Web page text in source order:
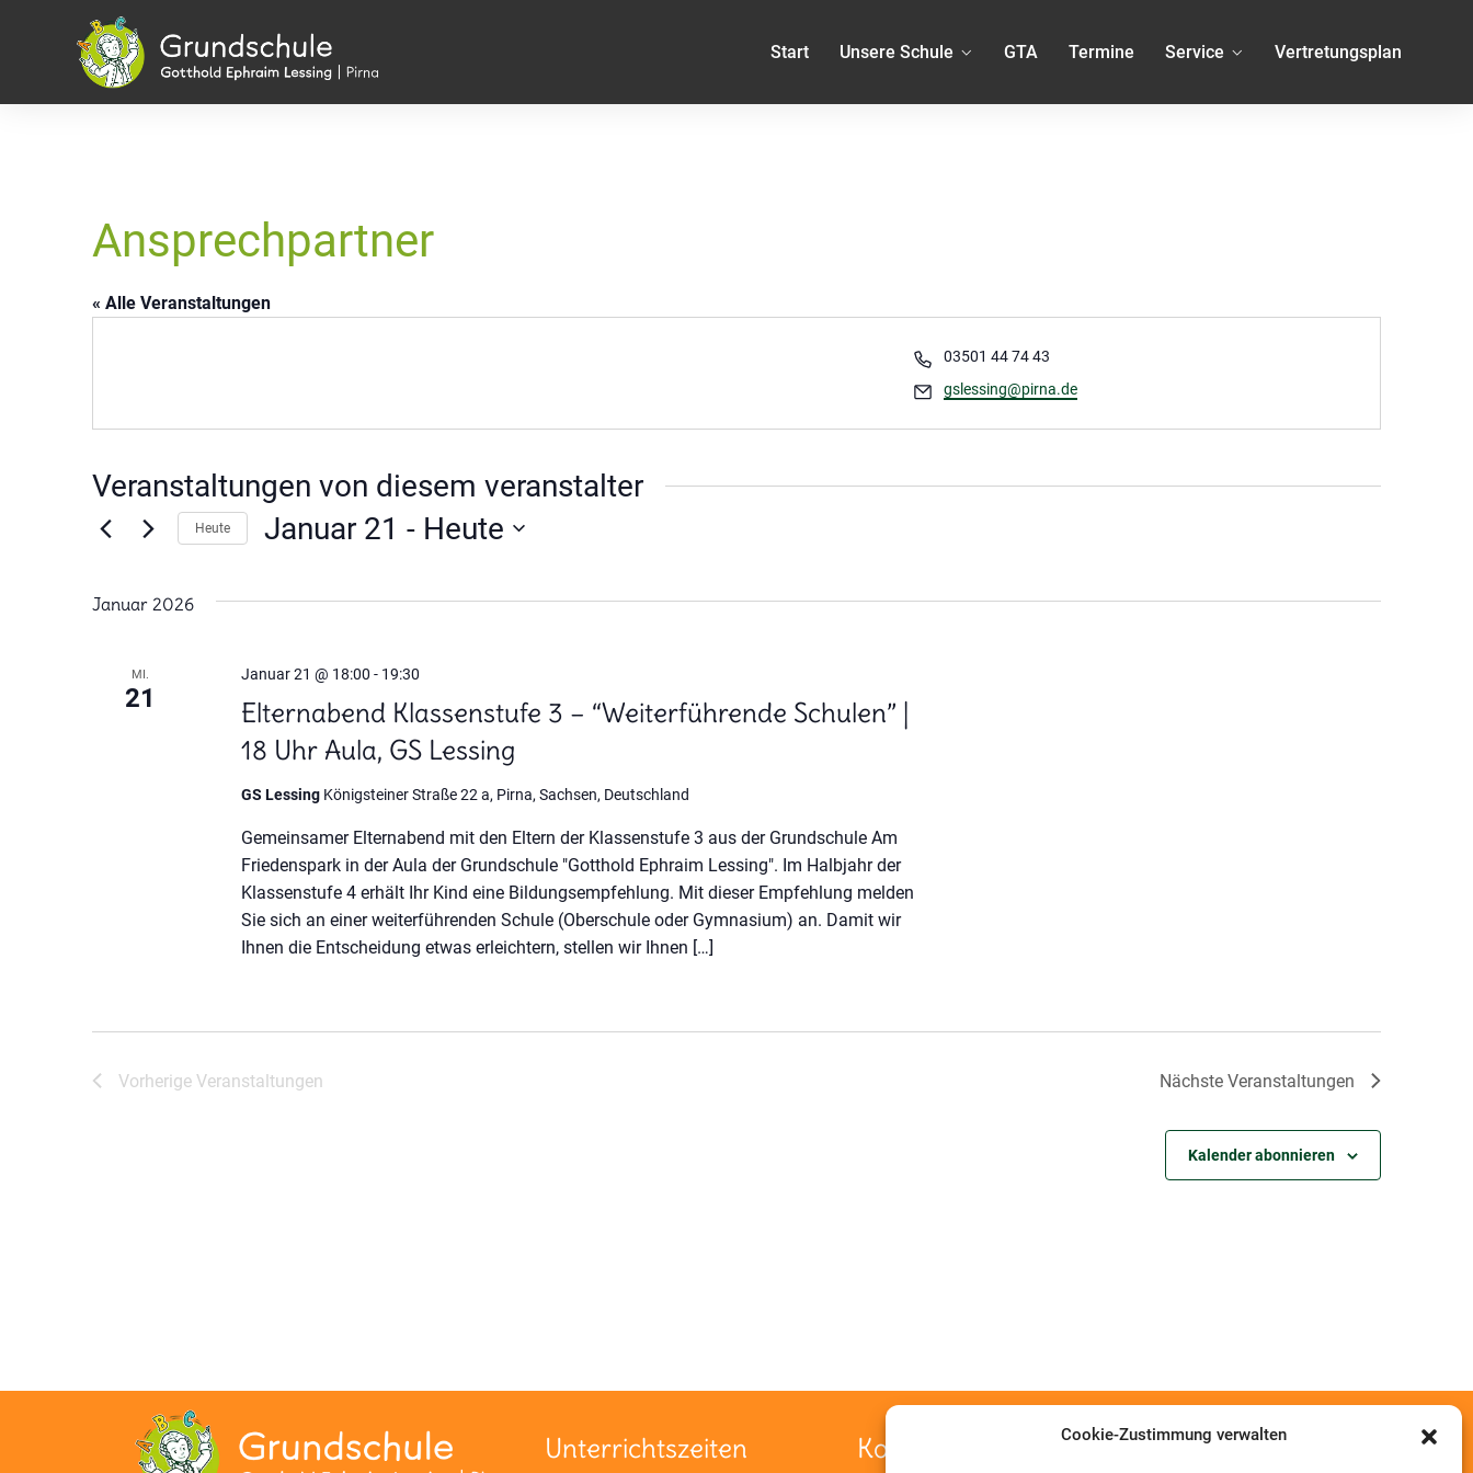
Cookie-Zustimmung verwalten
Start Unsere Schule GTA Termine Service Vertretungsplan
Ansprechpartner
« Alle Veranstaltungen
Telefon
03501 44 74 43
Email
gslessing@pirna.de
Veranstaltungen von diesem veranstalter
Heute Januar 21 - Heute
Januar 2026
MI.
21
Elternabend Klassenstufe 3 – “Weiterführende Schulen” |
18 Uhr Aula, GS Lessing
Januar 21 @ 18:00 - 19:30
GS Lessing Königsteiner Straße 22 a, Pirna, Sachsen, Deutschland
Gemeinsamer Elternabend mit den Eltern der Klassenstufe 3 aus der Grundschule Am
Friedenspark in der Aula der Grundschule "Gotthold Ephraim Lessing". Im Halbjahr der
Klassenstufe 4 erhält Ihr Kind eine Bildungsempfehlung. Mit dieser Empfehlung melden
Sie sich an einer weiterführenden Schule (Oberschule oder Gymnasium) an. Damit wir
Ihnen die Entscheidung etwas erleichtern, stellen wir Ihnen […]
Vorherige Veranstaltungen Nächste Veranstaltungen
Kalender abonnieren
Unterrichtszeiten Kontakt Information